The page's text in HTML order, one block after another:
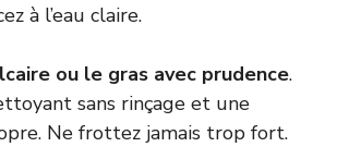
à l’eau claire.
ou le gras avec prudence.
sans rinçage et une
Ne frottez jamais trop fort.